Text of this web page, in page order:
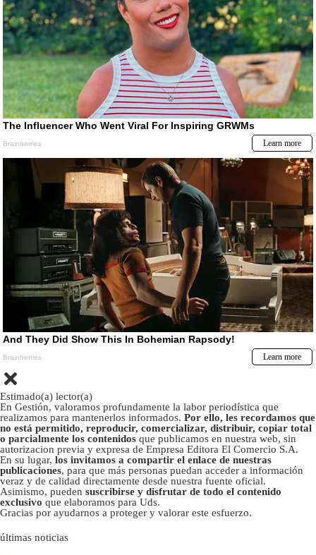
Estimado(a) lector(a)
En Gestión, valoramos profundamente la labor periodística que
realizamos para mantenerlos informados. Por ello, les recordamos que
no está permitido, reproducir, comercializar, distribuir, copiar total
o parcialmente los contenidos que publicamos en nuestra web, sin
autorizacion previa y expresa de Empresa Editora El Comercio S.A.
En su lugar, los invitamos a compartir el enlace de nuestras
publicaciones, para que más personas puedan acceder a información
veraz y de calidad directamente desde nuestra fuente oficial.
Asimismo, pueden suscribirse y disfrutar de todo el contenido
exclusivo que elaboramos para Uds.
Gracias por ayudarnos a proteger y valorar este esfuerzo.
últimas noticias